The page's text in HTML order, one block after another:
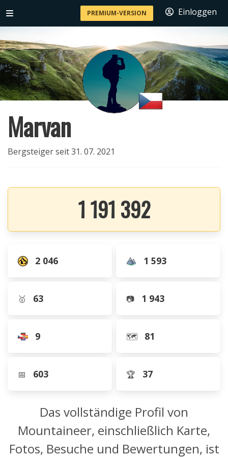
PREMIUM-VERSION Einloggen
Marvan
Bergsteiger seit 31. 07. 2021
1 191 392
2 046 1 593
🥇 63 📷 1 943
9 🗺️ 81
📅 603 🏆 37
Das vollständige Profil von
Mountaineer, einschließlich Karte,
Fotos, Besuche und Bewertungen, ist